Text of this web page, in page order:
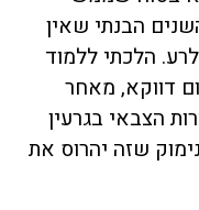
הבנתי שאין
הלכתי ללמוד
דווקא, מאחר
הצבאי בגרעין
שזה יהרוס את